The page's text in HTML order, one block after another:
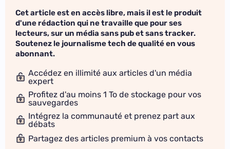
Cet article est en accès libre, mais il est le produit
d'une rédaction qui ne travaille que pour ses
lecteurs, sur un média sans pub et sans tracker.
Soutenez le journalisme tech de qualité en vous
abonnant.
Accédez en illimité aux articles d'un média
expert
Profitez d'au moins 1 To de stockage pour vos
sauvegardes
Intégrez la communauté et prenez part aux
débats
Partagez des articles premium à vos contacts